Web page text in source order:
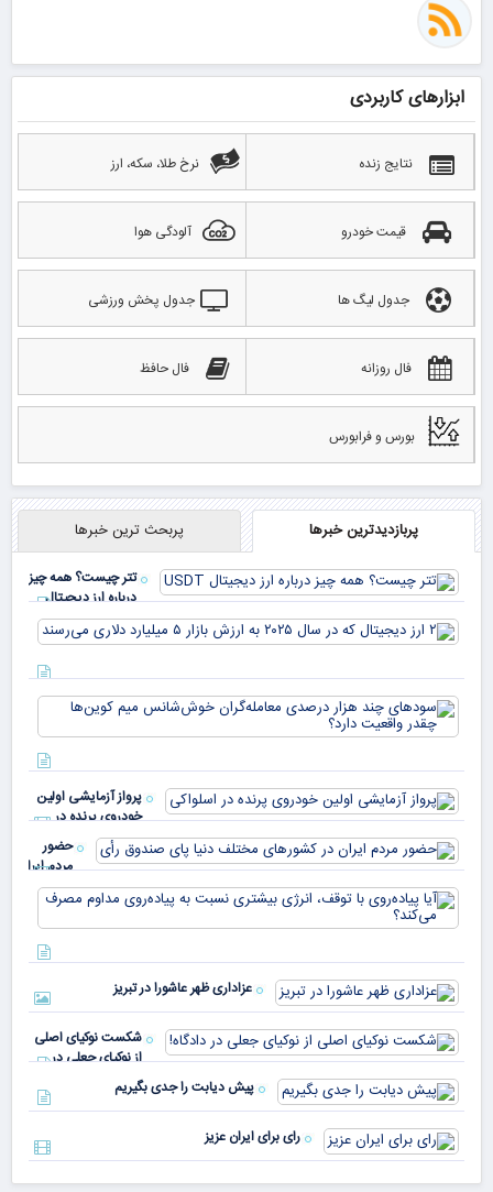
ابزارهای کاربردی
نتایج زنده نرخ طلا، سکه، ارز
قیمت خودرو آلودگی هوا
جدول لیگ ها جدول پخش ورزشی
فال روزانه فال حافظ
بورس و فرابورس
پربازدیدترین خبرها پربحث ترین خبرها
تتر چیست؟ همه چیز
درباره ارز دیجیتال
USDT
پرواز آزمایشی اولین
خودروی پرنده در
اسلواکی
حضور
مردم ایران
در
کشورهای
مختلف
دنیا پای
صندوق
عزاداری ظهر عاشورا در تبریز
شکست نوکیای اصلی
از نوکیای جعلی در
دادگاه!
پیش دیابت را جدی بگیریم
رای برای ایران عزیز